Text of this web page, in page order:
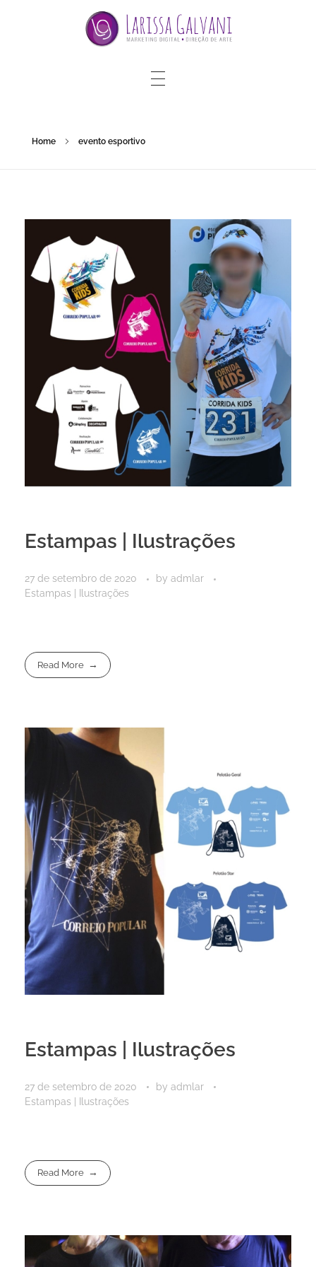
Home evento esportivo
Estampas | Ilustrações
27 de setembro de 2020 by admlar
Estampas | Ilustrações
Read More
Estampas | Ilustrações
27 de setembro de 2020 by admlar
Estampas | Ilustrações
Read More